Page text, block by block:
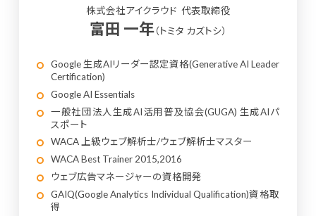
株式会社アイクラウド 代表取締役
富田 一年（トミタ カズトシ）
Google 生成AIリーダー認定資格(Generative AI Leader
Certification)
Google AI Essentials
一般社団法人生成AI活用普及協会(GUGA) 生成AIパ
スポート
WACA 上級ウェブ解析士/ウェブ解析士マスター
WACA Best Trainer 2015,2016
ウェブ広告マネージャーの資格開発
GAIQ(Google Analytics Individual Qualification)資格取
得